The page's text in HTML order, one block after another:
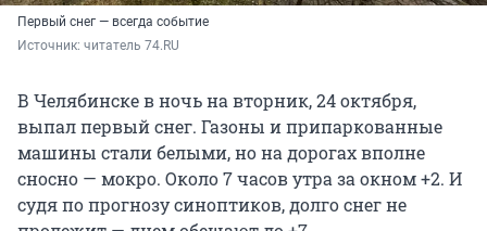
Первый снег — всегда событие
Источник: читатель 74.RU
В Челябинске в ночь на вторник, 24 октября,
выпал первый снег. Газоны и припаркованные
машины стали белыми, но на дорогах вполне
сносно — мокро. Около 7 часов утра за окном +2. И
судя по прогнозу синоптиков, долго снег не